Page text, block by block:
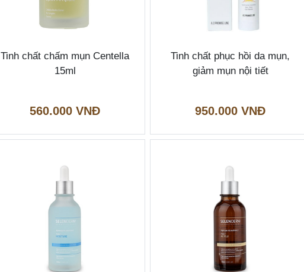
Tinh chất chấm mụn Centella
15ml
560.000 VNĐ
Tinh chất phục hồi da mụn,
giảm mụn nội tiết
950.000 VNĐ